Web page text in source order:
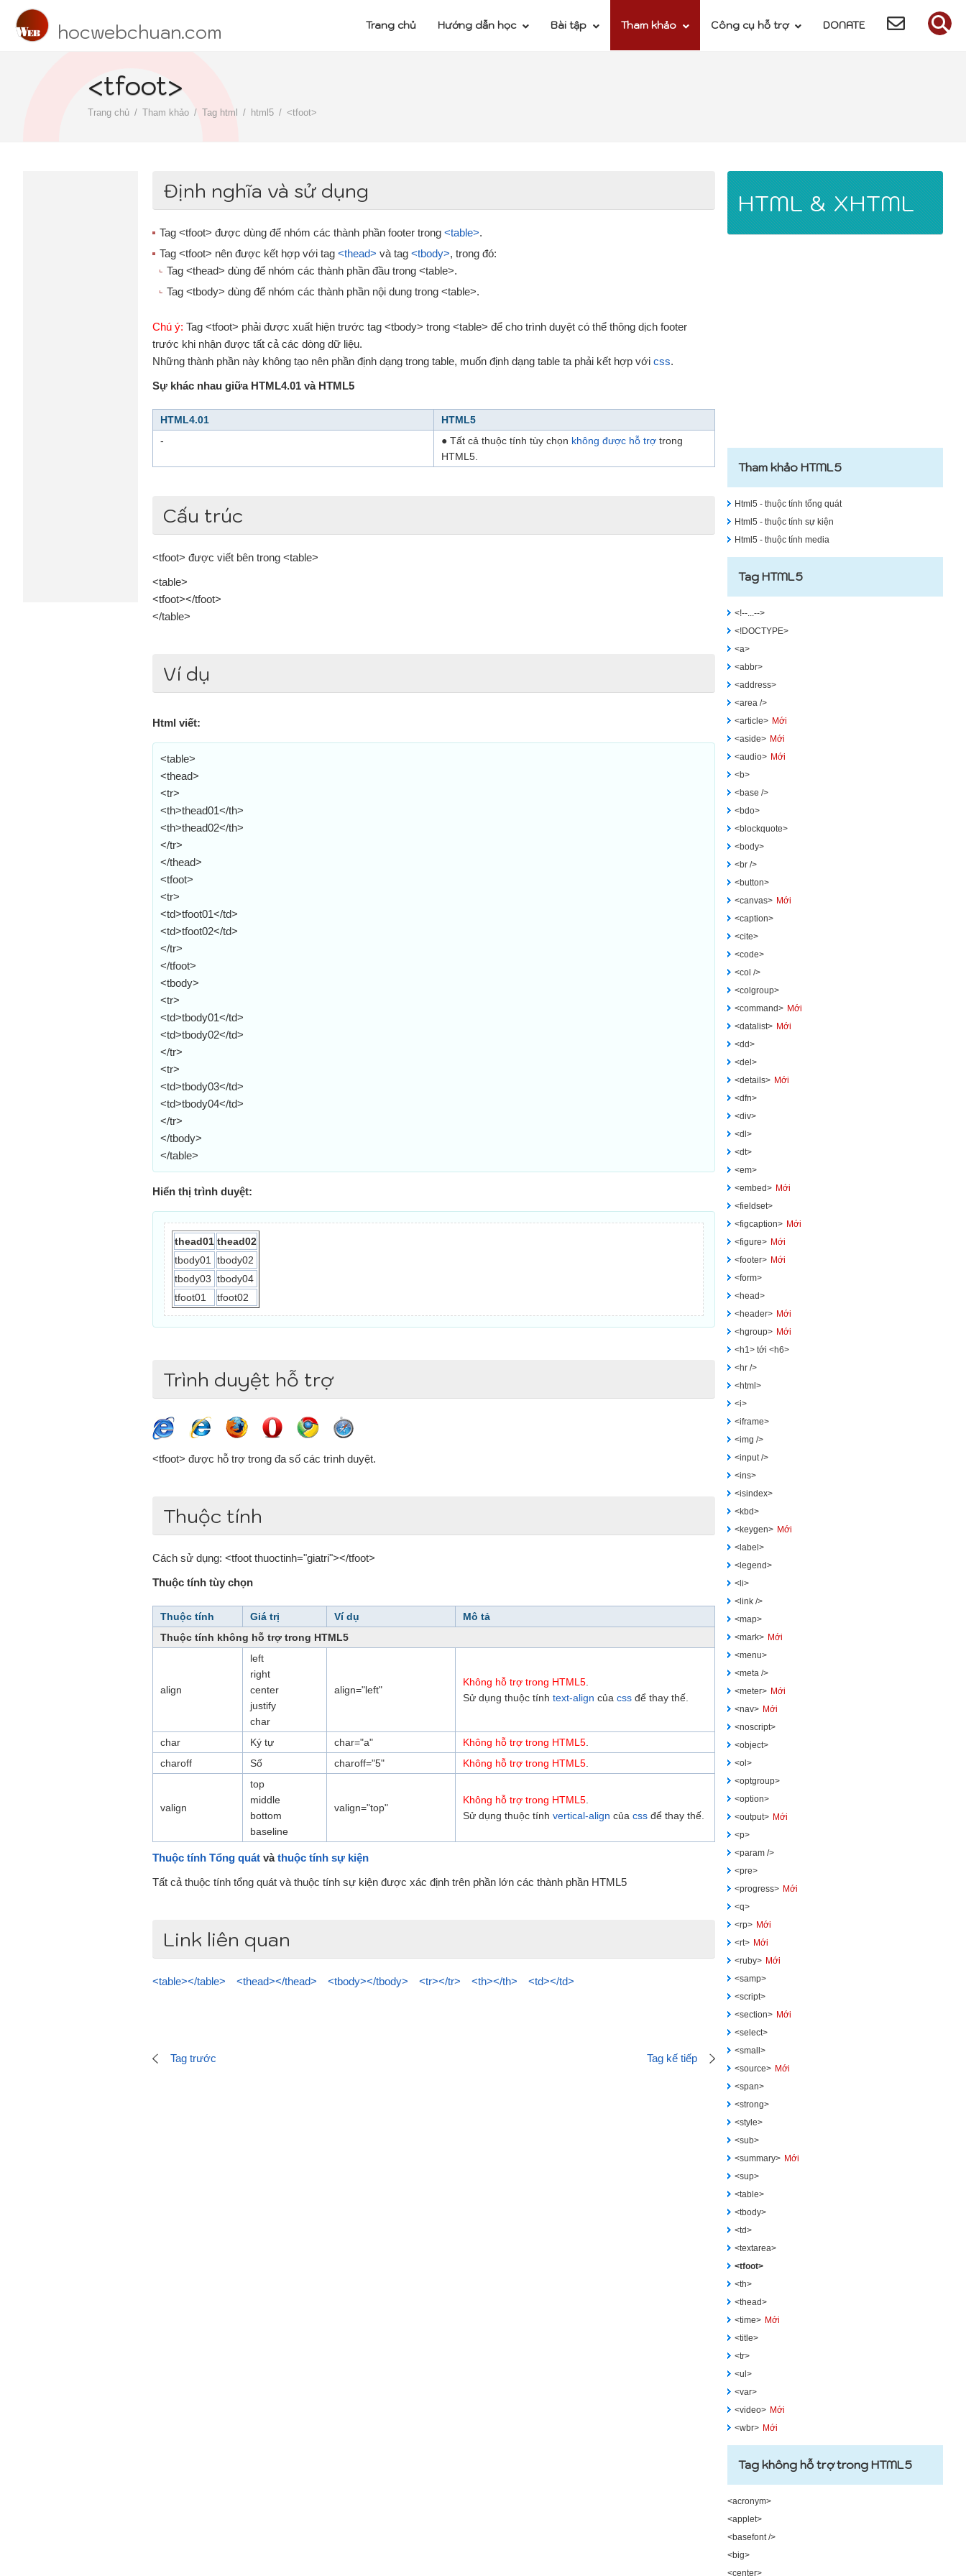
hocwebchuan.com Trang chủ Hướng dẫn học Bài tập Tham khảo Công cụ hỗ trợ DONATE
<tfoot>
Trang chủ Tham khảo Tag html html5 <tfoot>
Định nghĩa và sử dụng
Tag <tfoot> được dùng để nhóm các thành phần footer trong <table>.
Tag <tfoot> nên được kết hợp với tag <thead> và tag <tbody>, trong đó:
Tag <thead> dùng để nhóm các thành phần đầu trong <table>.
Tag <tbody> dùng để nhóm các thành phần nội dung trong <table>.
Chú ý: Tag <tfoot> phải được xuất hiện trước tag <tbody> trong <table> để cho trình duyệt có thể thông dịch footer
trước khi nhận được tất cả các dòng dữ liệu.
Những thành phần này không tạo nên phần định dạng trong table, muốn định dạng table ta phải kết hợp với css.
Sự khác nhau giữa HTML4.01 và HTML5
HTML4.01
HTML5
-
● Tất cả thuộc tính tùy chọn không được hỗ trợ trong
HTML5.
Cấu trúc
<tfoot> được viết bên trong <table>
<table>
<tfoot></tfoot>
</table>
Ví dụ
Html viết:
<table>
<thead>
<tr>
<th>thead01</th>
<th>thead02</th>
</tr>
</thead>
<tfoot>
<tr>
<td>tfoot01</td>
<td>tfoot02</td>
</tr>
</tfoot>
<tbody>
<tr>
<td>tbody01</td>
<td>tbody02</td>
</tr>
<tr>
<td>tbody03</td>
<td>tbody04</td>
</tr>
</tbody>
</table>
Hiển thị trình duyệt:
thead01 thead02
tfoot01 tfoot02
tbody01
tbody02
tbody03 tbody04
Trình duyệt hỗ trợ
<tfoot> được hỗ trợ trong đa số các trình duyệt.
Thuộc tính
Cách sử dụng: <tfoot thuoctinh="giatri"></tfoot>
Thuộc tính tùy chọn
Thuộc tính Giá trị Ví dụ
Mô tả
Thuộc tính không hỗ trợ trong HTML5
align
left
right
center
justify
char
align="left"
Không hỗ trợ trong HTML5
Sử dụng thuộc tính text-align của css để thay thế.
char Ký tự char="a" Không hỗ trợ trong HTML5
charoff
Số charoff="5" Không hỗ trợ trong HTML5
valign
top
middle
bottom
baseline
valign="top"
Không hỗ trợ trong HTML5
Sử dụng thuộc tính vertical-align của css để thay thế.
Thuộc tính Tổng quát vàthuộc tính sự kiện
Tất cả thuộc tính tổng quát và thuộc tính sự kiện được xác định trên phần lớn các thành phần HTML5
Link liên quan
<table></table> <thead></thead> <tbody></tbody> <tr></tr> <th></th> <td></td>
Tag trước Tag kế tiếp
HTML & XHTML
Tham khảo HTML5
Html5 - thuộc tính tổng quát
Html5 - thuộc tính sự kiện
Html5 - thuộc tính media
Tag HTML5
<!--...-->
<!DOCTYPE>
<a>
<abbr>
<address>
<area />
<article> Mới
<aside> Mới
<audio> Mới
<b>
<base />
<bdo>
<blockquote>
<body>
<br />
<button>
<canvas> Mới
<caption>
<cite>
<code>
<col />
<colgroup>
<command> Mới
<datalist> Mới
<dd>
<del>
<details> Mới
<dfn>
<div>
<dl>
<dt>
<em>
<embed> Mới
<fieldset>
<figcaption> Mới
<figure> Mới
<footer> Mới
<form>
<head>
<header> Mới
<hgroup> Mới
<h1> tới <h6>
<hr />
<html>
<i>
<iframe>
<img />
<input />
<ins>
<isindex>
<kbd>
<keygen> Mới
<label>
<legend>
<li>
<link />
<map>
<mark> Mới
<menu>
<meta />
<meter> Mới
<nav> Mới
<noscript>
<object>
<ol>
<optgroup>
<option>
<output> Mới
<p>
<param />
<pre>
<progress> Mới
<q>
<rp> Mới
<rt> Mới
<ruby> Mới
<samp>
<script>
<section> Mới
<select>
<small>
<source> Mới
<span>
<strong>
<style>
<sub>
<summary> Mới
<sup>
<table>
<tbody>
<td>
<textarea>
<tfoot>
<th>
<thead>
<time> Mới
<title>
<tr>
<ul>
<var>
<video> Mới
<wbr> Mới
Tag không hỗ trợ trong HTML5
<acronym>
<applet>
<basefont />
<big>
<center>